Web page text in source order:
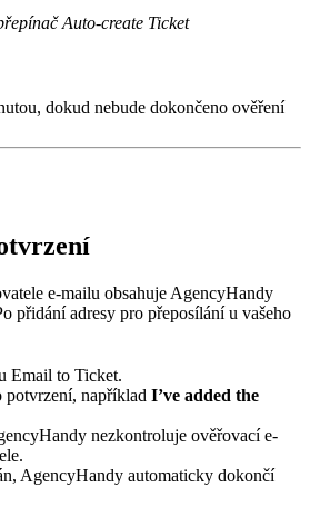
Auto-create Ticket
dokud nebude dokončeno ověření
e-mailu obsahuje AgencyHandy
přidání adresy pro přeposílání u vašeho
Email to Ticket.
například I’ve added the
nezkontroluje ověřovací e-
AgencyHandy automaticky dokončí